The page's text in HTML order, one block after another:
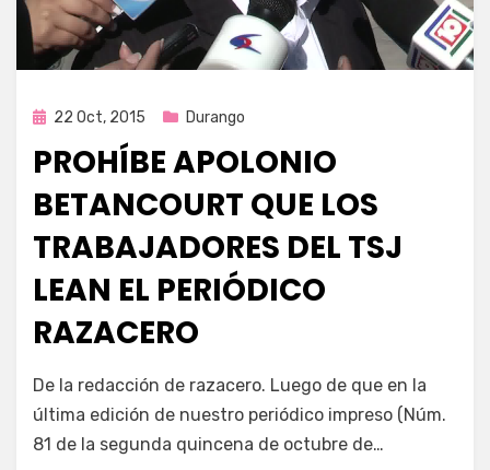
Publicada
22 Oct, 2015 Durango
PROHÍBE APOLONIO
BETANCOURT QUE LOS
TRABAJADORES DEL TSJ
LEAN EL PERIÓDICO
RAZACERO
por Enrique
De la redacción de razacero. Luego de que en la
última edición de nuestro periódico impreso (Núm.
81 de la segunda quincena de octubre de…